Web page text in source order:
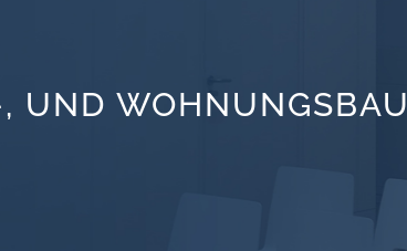
UND WOHNUNGSBAU